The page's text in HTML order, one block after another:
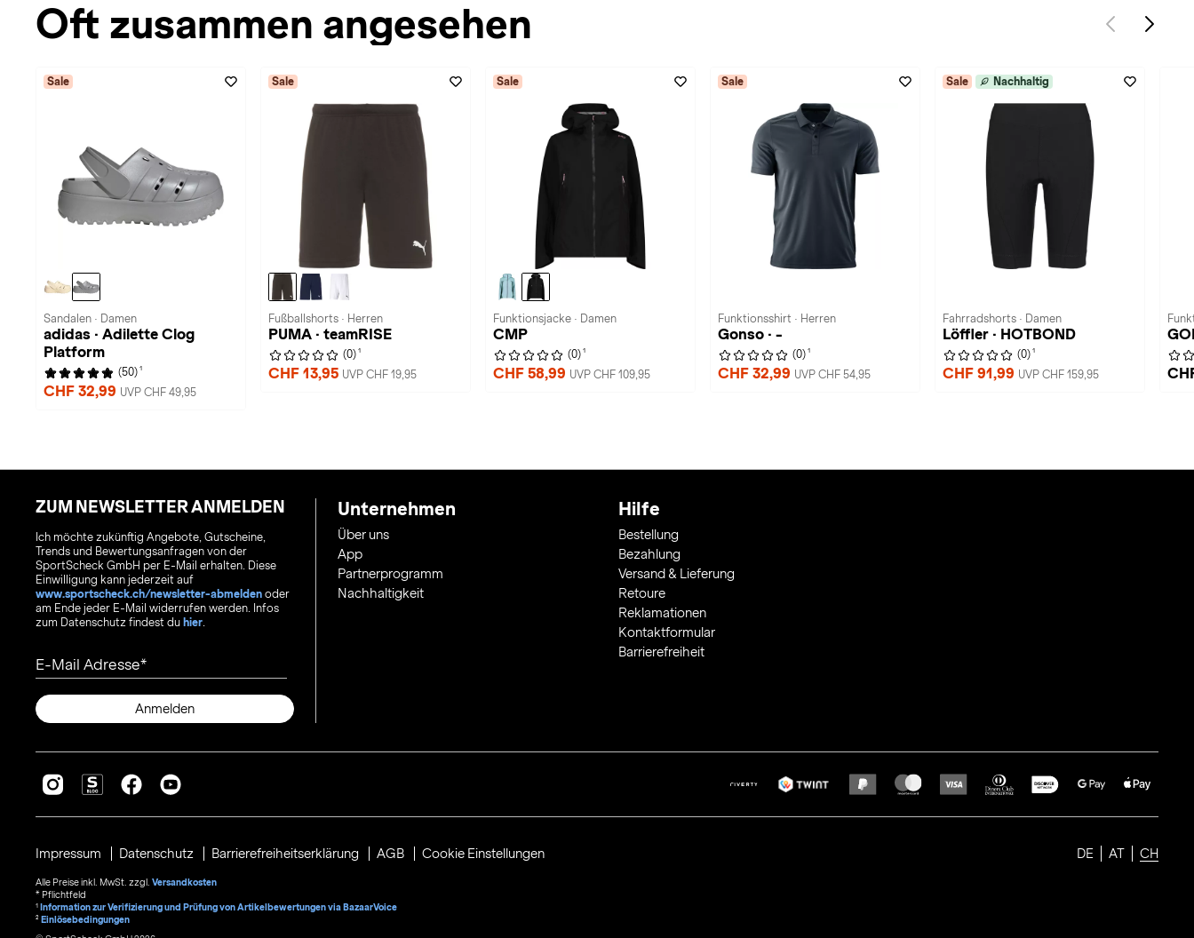
Oft zusammen angesehen
Sale
Sandalen · Damen
adidas · Adilette Clog
Platform
(50) 1
CHF 32,99 UVP CHF 49,95
Sale
Fußballshorts · Herren
PUMA · teamRISE
(0) 1
CHF 13,95 UVP CHF 19,95
Sale
Funktionsjacke · Damen
CMP
(0) 1
CHF 58,99 UVP CHF 109,95
Sale
Funktionsshirt · Herren
Gonso · -
(0) 1
CHF 32,99 UVP CHF 54,95
Sale Nachhaltig
Fahrradshorts · Damen
Löffler · HOTBOND
(0) 1
CHF 91,99 UVP CHF 159,95
ZUM NEWSLETTER ANMELDEN
Ich möchte zukünftig Angebote, Gutscheine,
Trends und Bewertungsanfragen von der
SportScheck GmbH per E-Mail erhalten. Diese
Einwilligung kann jederzeit auf
www.sportscheck.ch/newsletter-abmelden oder
am Ende jeder E-Mail widerrufen werden. Infos
zum Datenschutz findest du hier.
E-Mail Adresse
Anmelden
Unternehmen
Über uns
App
Partnerprogramm
Nachhaltigkeit
Hilfe
Bestellung
Bezahlung
Versand & Lieferung
Retoure
Reklamationen
Kontaktformular
Barrierefreiheit
DE AT CH
Impressum Datenschutz Barrierefreiheitserklärung AGB Cookie Einstellungen
Alle Preise inkl. MwSt. zzgl. Versandkosten
* Pflichtfeld
1 Information zur Verifizierung und Prüfung von Artikelbewertungen via BazaarVoice
² Einlösebedingungen